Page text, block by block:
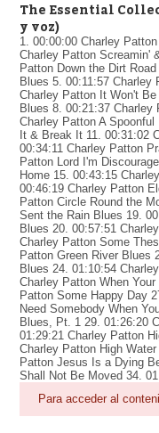
Área personal
The Essential
y voz)
1. 00:00:00 Charley
Charley Patton Screamin'
Patton Down the Dirt
Blues 5. 00:11:57
Charley Patton It Won't
Blues 8. 00:21:37
Charley Patton A
It & Break It 11. 00:31:02
00:34:11 Charley Patton
Patton Lord I'm
Home 15. 00:43:15
00:46:19 Charley Patton
Patton Circle Round the
Sent the Rain Blues 19.
Blues 20. 00:57:51
Charley Patton Some
Patton Green River Blues
Blues 24. 01:10:54
Charley Patton When
Patton Some Happy Day
Need Somebody When
Blues, Pt. 1 29. 01:26:20
01:29:21 Charley Patton
Charley Patton High
Patton Jesus Is a Dying
Shall Not Be Moved 34.
Para acceder al